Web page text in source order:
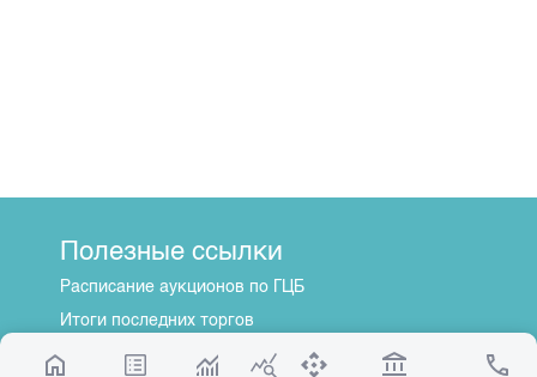
Полезные ссылки
Расписание аукционов по ГЦБ
Итоги последних торгов
Котировки по ЦБ